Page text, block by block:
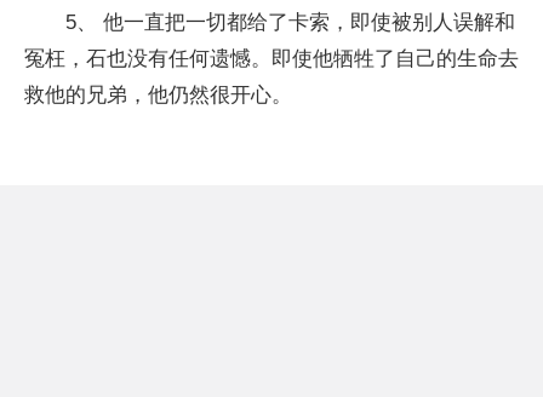
5、 他一直把一切都给了卡索，即使被别人误解和
冤枉，石也没有任何遗憾。即使他牺牲了自己的生命去
救他的兄弟，他仍然很开心。